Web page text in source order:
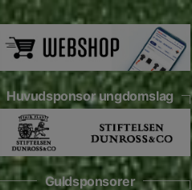
Huvudsponsor ungdomslag
Guldsponsorer